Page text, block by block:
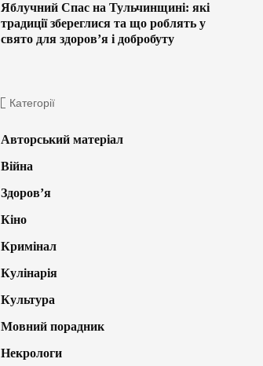
Яблучний Спас на Тульчинщині: які
традиції збереглися та що роблять у
свято для здоров’я і добробуту
Категорії
Авторський матеріал
Війна
Здоров’я
Кіно
Кримінал
Кулінарія
Культура
Мовний порадник
Некрологи